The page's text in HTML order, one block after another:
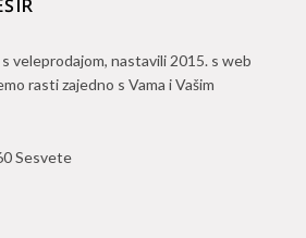
veleprodajom, nastavili 2015. s web
rasti zajedno s Vama i Vašim
Sesvete